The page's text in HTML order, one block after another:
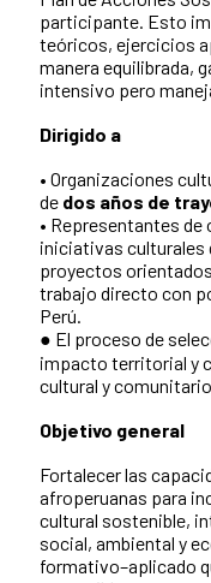
participante. Esto
teóricos, ejercicios
manera equilibrada,
intensivo pero
Dirigido a
• Organizaciones
de dos años de
• Representantes
iniciativas culturales
proyectos
trabajo directo con
Perú.
● El proceso de
impacto territorial y
cultural y
Objetivo general
Fortalecer las
afroperuanas para
cultural sostenible,
social, ambiental y
formativo–aplicado